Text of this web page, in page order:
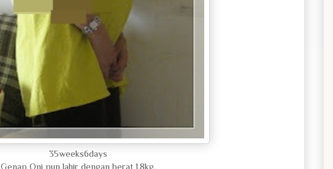
35weeks6days
Genap Oni pun lahir dengan berat 1.8kg.